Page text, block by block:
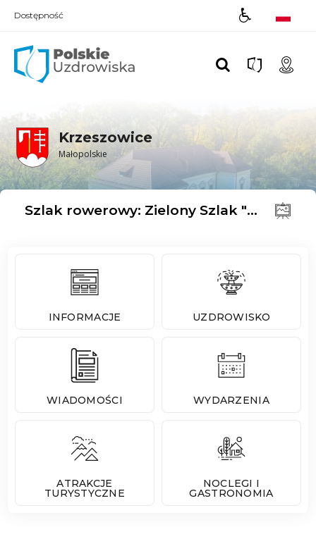
Dostępność
Krzeszowice
Małopolskie
Szlak rowerowy: Zielony Szlak "Kraków - Morawy - Wiedeń"
INFORMACJE UZDROWISKO
WIADOMOŚCI WYDARZENIA
ATRAKCJE
TURYSTYCZNE
NOCLEGI I
GASTRONOMIA